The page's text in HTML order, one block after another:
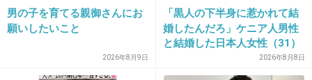
+129 -344
男の子を育てる親御さんにお
願いしたいこと
2026年8月9日
「黒人の下半身に惹かれて結
婚したんだろ」ケニア人男性
と結婚した日本人女性（31）
に“誹謗中傷”殺到…本人が語
る、日本で感じる“外国人差
2026年8月8日